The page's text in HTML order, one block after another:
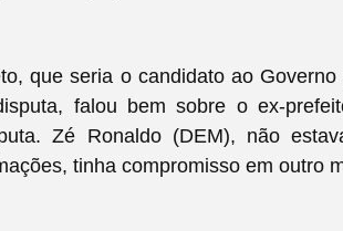
que seria o candidato ao Governo
falou bem sobre o ex-
Zé Ronaldo (DEM), não
tinha compromisso em outro